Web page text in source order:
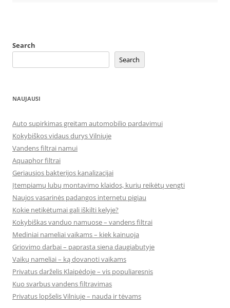
Search
Search
NAUJAUSI
Auto supirkimas greitam automobilio pardavimui
Kokybiškos vidaus durys Vilniuje
Vandens filtrai namui
Aquaphor filtrai
Geriausios bakterijos kanalizacijai
Įtempiamų lubų montavimo klaidos, kurių reikėtų vengti
Naujos vasarinės padangos internetu pigiau
Kokie netikėtumai gali iškilti kelyje?
Kokybiškas vanduo namuose – vandens filtrai
Mediniai nameliai vaikams – kiek kainuoja
Griovimo darbai – paprasta siena daugiabutyje
Vaikų nameliai – ką dovanoti vaikams
Privatus darželis Klaipėdoje – vis populiaresnis
Kuo svarbus vandens filtravimas
Privatus lopšelis Vilniuje – nauda ir tėvams